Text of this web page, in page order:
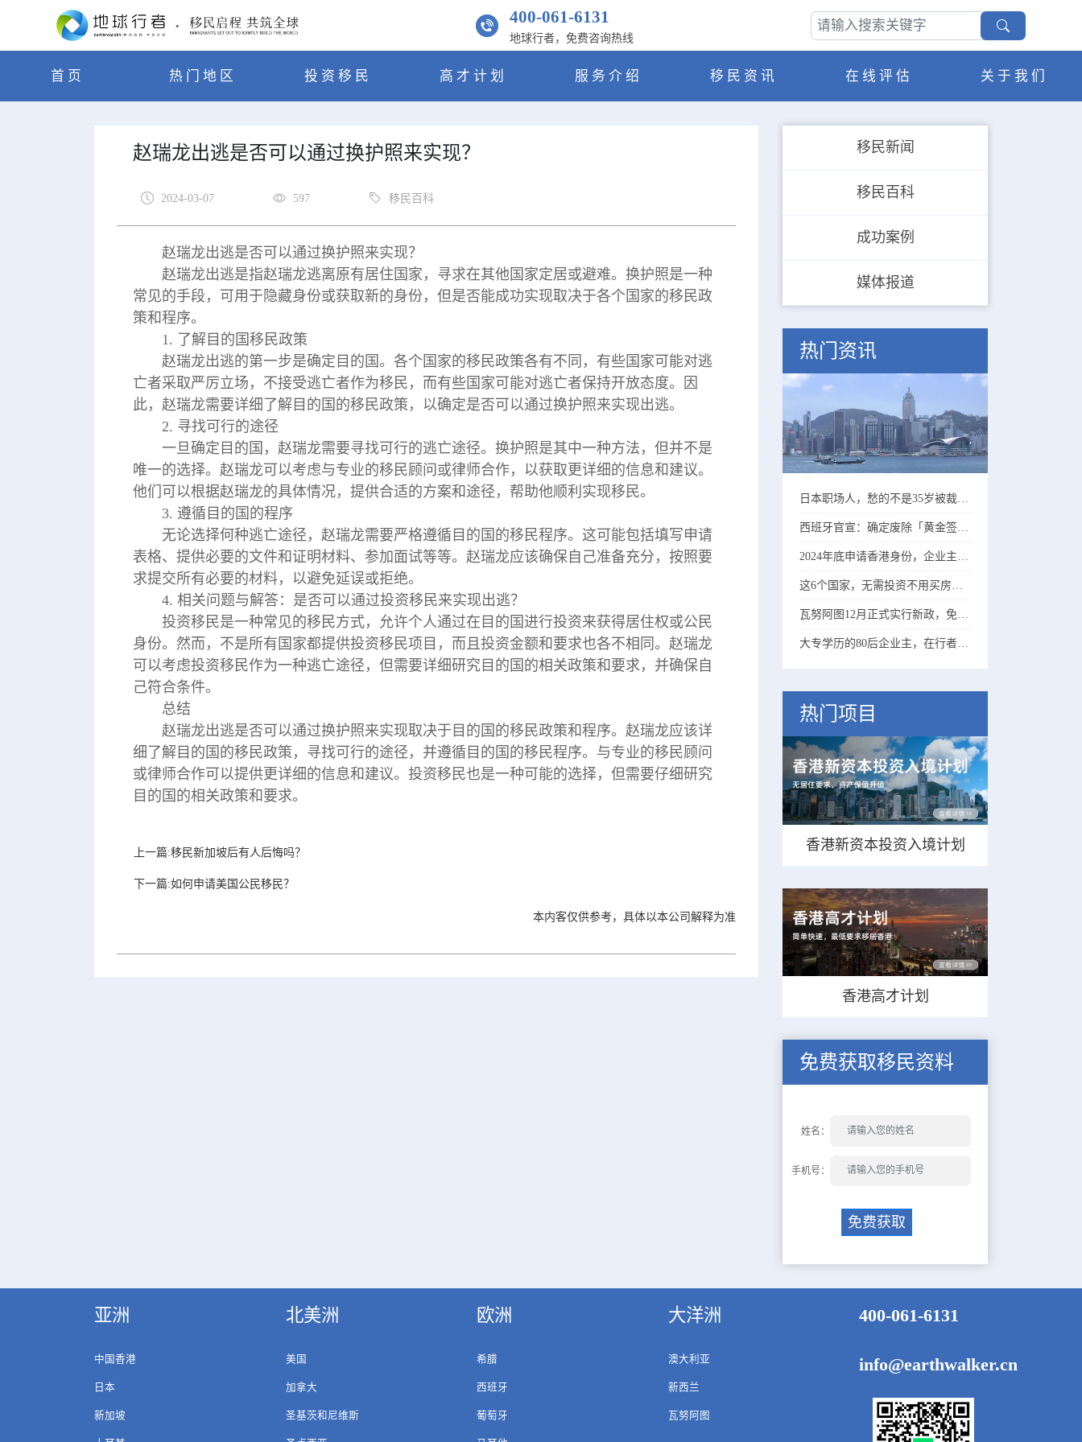
400-061-6131
地球行者，免费咨询热线
首页 热门地区 投资移民 高才计划 服务介绍 移民资讯 在线评估 关于我们
赵瑞龙出逃是否可以通过换护照来实现？
2024-03-07 597 移民百科
赵瑞龙出逃是否可以通过换护照来实现？
赵瑞龙出逃是指赵瑞龙逃离原有居住国家，寻求在其他国家定居或避难。换护照是一种
常见的手段，可用于隐藏身份或获取新的身份，但是否能成功实现取决于各个国家的移民政
策和程序。
1. 了解目的国移民政策
赵瑞龙出逃的第一步是确定目的国。各个国家的移民政策各有不同，有些国家可能对逃
亡者采取严厉立场，不接受逃亡者作为移民，而有些国家可能对逃亡者保持开放态度。因
此，赵瑞龙需要详细了解目的国的移民政策，以确定是否可以通过换护照来实现出逃。
2. 寻找可行的途径
一旦确定目的国，赵瑞龙需要寻找可行的逃亡途径。换护照是其中一种方法，但并不是
唯一的选择。赵瑞龙可以考虑与专业的移民顾问或律师合作，以获取更详细的信息和建议。
他们可以根据赵瑞龙的具体情况，提供合适的方案和途径，帮助他顺利实现移民。
3. 遵循目的国的程序
无论选择何种逃亡途径，赵瑞龙需要严格遵循目的国的移民程序。这可能包括填写申请
表格、提供必要的文件和证明材料、参加面试等等。赵瑞龙应该确保自己准备充分，按照要
求提交所有必要的材料，以避免延误或拒绝。
4. 相关问题与解答：是否可以通过投资移民来实现出逃？
投资移民是一种常见的移民方式，允许个人通过在目的国进行投资来获得居住权或公民
身份。然而，不是所有国家都提供投资移民项目，而且投资金额和要求也各不相同。赵瑞龙
可以考虑投资移民作为一种逃亡途径，但需要详细研究目的国的相关政策和要求，并确保自
己符合条件。
总结
赵瑞龙出逃是否可以通过换护照来实现取决于目的国的移民政策和程序。赵瑞龙应该详
细了解目的国的移民政策，寻找可行的途径，并遵循目的国的移民程序。与专业的移民顾问
或律师合作可以提供更详细的信息和建议。投资移民也是一种可能的选择，但需要仔细研究
目的国的相关政策和要求。
上一篇:移民新加坡后有人后悔吗？
下一篇:如何申请美国公民移民？
本内客仅供参考，具体以本公司解释为准
移民新闻
移民百科
成功案例
媒体报道
热门资讯
日本职场人，愁的不是35岁被裁、而是60岁没法退休……
西班牙官宣：确定废除「黄金签证」、25年起实行！
2024年底申请香港身份，企业主比高学历精英更吃香！
这6个国家，无需投资不用买房，有存款就能移民！
瓦努阿图12月正式实行新政，免登录拿护照进入倒计时……
大专学历的80后企业主，在行者协助下成功拿到香港身份！
热门项目
香港新资本投资入境计划
香港高才计划
免费获取移民资料
姓名：
手机号：
免费获取
亚洲
中国香港
日本
新加坡
北美洲
美国
加拿大
圣基茨和尼维斯
欧洲
希腊
西班牙
葡萄牙
大洋洲
澳大利亚
新西兰
瓦努阿图
400-061-6131
info@earthwalker.cn